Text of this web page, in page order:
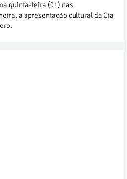
quinta-feira (01) nas
a apresentação cultural da Cia